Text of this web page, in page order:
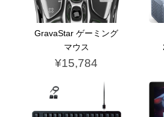
GravaStar ゲーミング
マウス
¥15,784